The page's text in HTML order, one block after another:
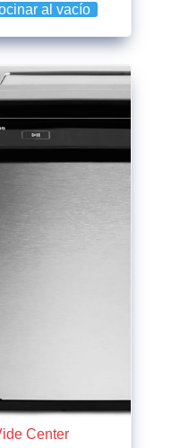
al vacío
Center